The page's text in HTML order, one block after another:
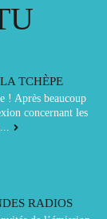
TCHÈPE
! Après beaucoup
concernant les
RADIOS